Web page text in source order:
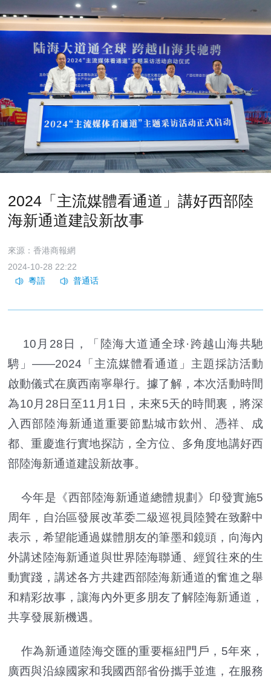
2024「主流媒體看通道」講好西部陸
海新通道建設新故事
來源：香港商報網
2024-10-28 22:22
10月28日，「陸海大道通全球·跨越山海共馳
騁」——2024「主流媒體看通道」主題採訪活動
啟動儀式在廣西南寧舉行。據了解，本次活動時間
為10月28日至11月1日，未來5天的時間裏，將深
入西部陸海新通道重要節點城市欽州、憑祥、成
都、重慶進行實地探訪，全方位、多角度地講好西
部陸海新通道建設新故事。
今年是《西部陸海新通道總體規劃》印發實施5
周年，自治區發展改革委二級巡視員陸贊在致辭中
表示，希望能通過媒體朋友的筆墨和鏡頭，向海內
外講述陸海新通道與世界陸海聯通、經貿往來的生
動實踐，講述各方共建西部陸海新通道的奮進之舉
和精彩故事，讓海內外更多朋友了解陸海新通道，
共享發展新機遇。
作為新通道陸海交匯的重要樞紐門戶，5年來，
廣西與沿線國家和我國西部省份攜手並進，在服務